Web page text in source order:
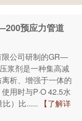
预应力管道
限公司研制的GR—
浆剂是一种集高减
析、增强于一体的
用时与P·O 42.5水
）比......
【了解详